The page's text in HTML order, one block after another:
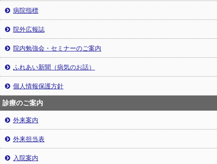
病院指標
院外広報誌
院内勉強会・セミナーのご案内
ふれあい新聞（病気のお話）
個人情報保護方針
診療のご案内
外来案内
外来担当表
入院案内